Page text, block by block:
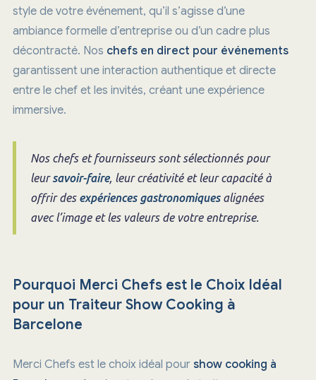
style de votre événement, qu’il s’agisse d’une
ambiance formelle d’entreprise ou d’un cadre plus
décontracté. Nos chefs en direct pour événements
garantissent une interaction authentique et directe
entre le chef et les invités, créant une expérience
immersive.
Nos chefs et fournisseurs sont sélectionnés pour
leursavoir-faire, leur créativité et leur capacité à
offrir des expériences gastronomiquesalignées
avec l’image et les valeurs de votre entreprise.
Pourquoi Merci Chefs est le Choix Idéal
pour un Traiteur Show Cooking à
Barcelone
Merci Chefs est le choix idéal pour show cooking à